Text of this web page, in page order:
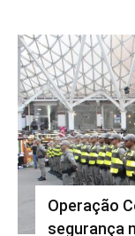
Operação
segurança